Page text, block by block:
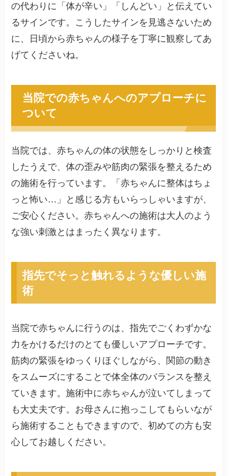
の代わりに「体が辛い」「しんどい」と伝えてい
るサインです。こうしたサインを見逃さないため
に、日頃から赤ちゃんの様子を丁寧に観察してあ
げてくださいね。
当院での赤ちゃんへのアプローチに
ついて
当院では、赤ちゃんの体の状態をしっかりと検査
したうえで、体の歪みや筋肉の緊張を整えるため
の施術を行っています。「赤ちゃんに整体はちょ
っと怖い…」と感じる方もいらっしゃいますが、
ご安心ください。赤ちゃんへの施術は大人のよう
な強い刺激とはまったく異なります。
指先でそっと触れるような優しい施
術
当院で赤ちゃんに行うのは、指先でごくわずかな
力をかけるだけのとても優しいアプローチです。
筋肉の緊張をゆっくりほぐしながら、関節の動き
をスムーズにすることで体全体のバランスを整え
ていきます。施術中に赤ちゃんが泣いてしまって
も大丈夫です。お母さんに抱っこしてもらいなが
ら施術することもできますので、初めての方も安
心してお越しください。